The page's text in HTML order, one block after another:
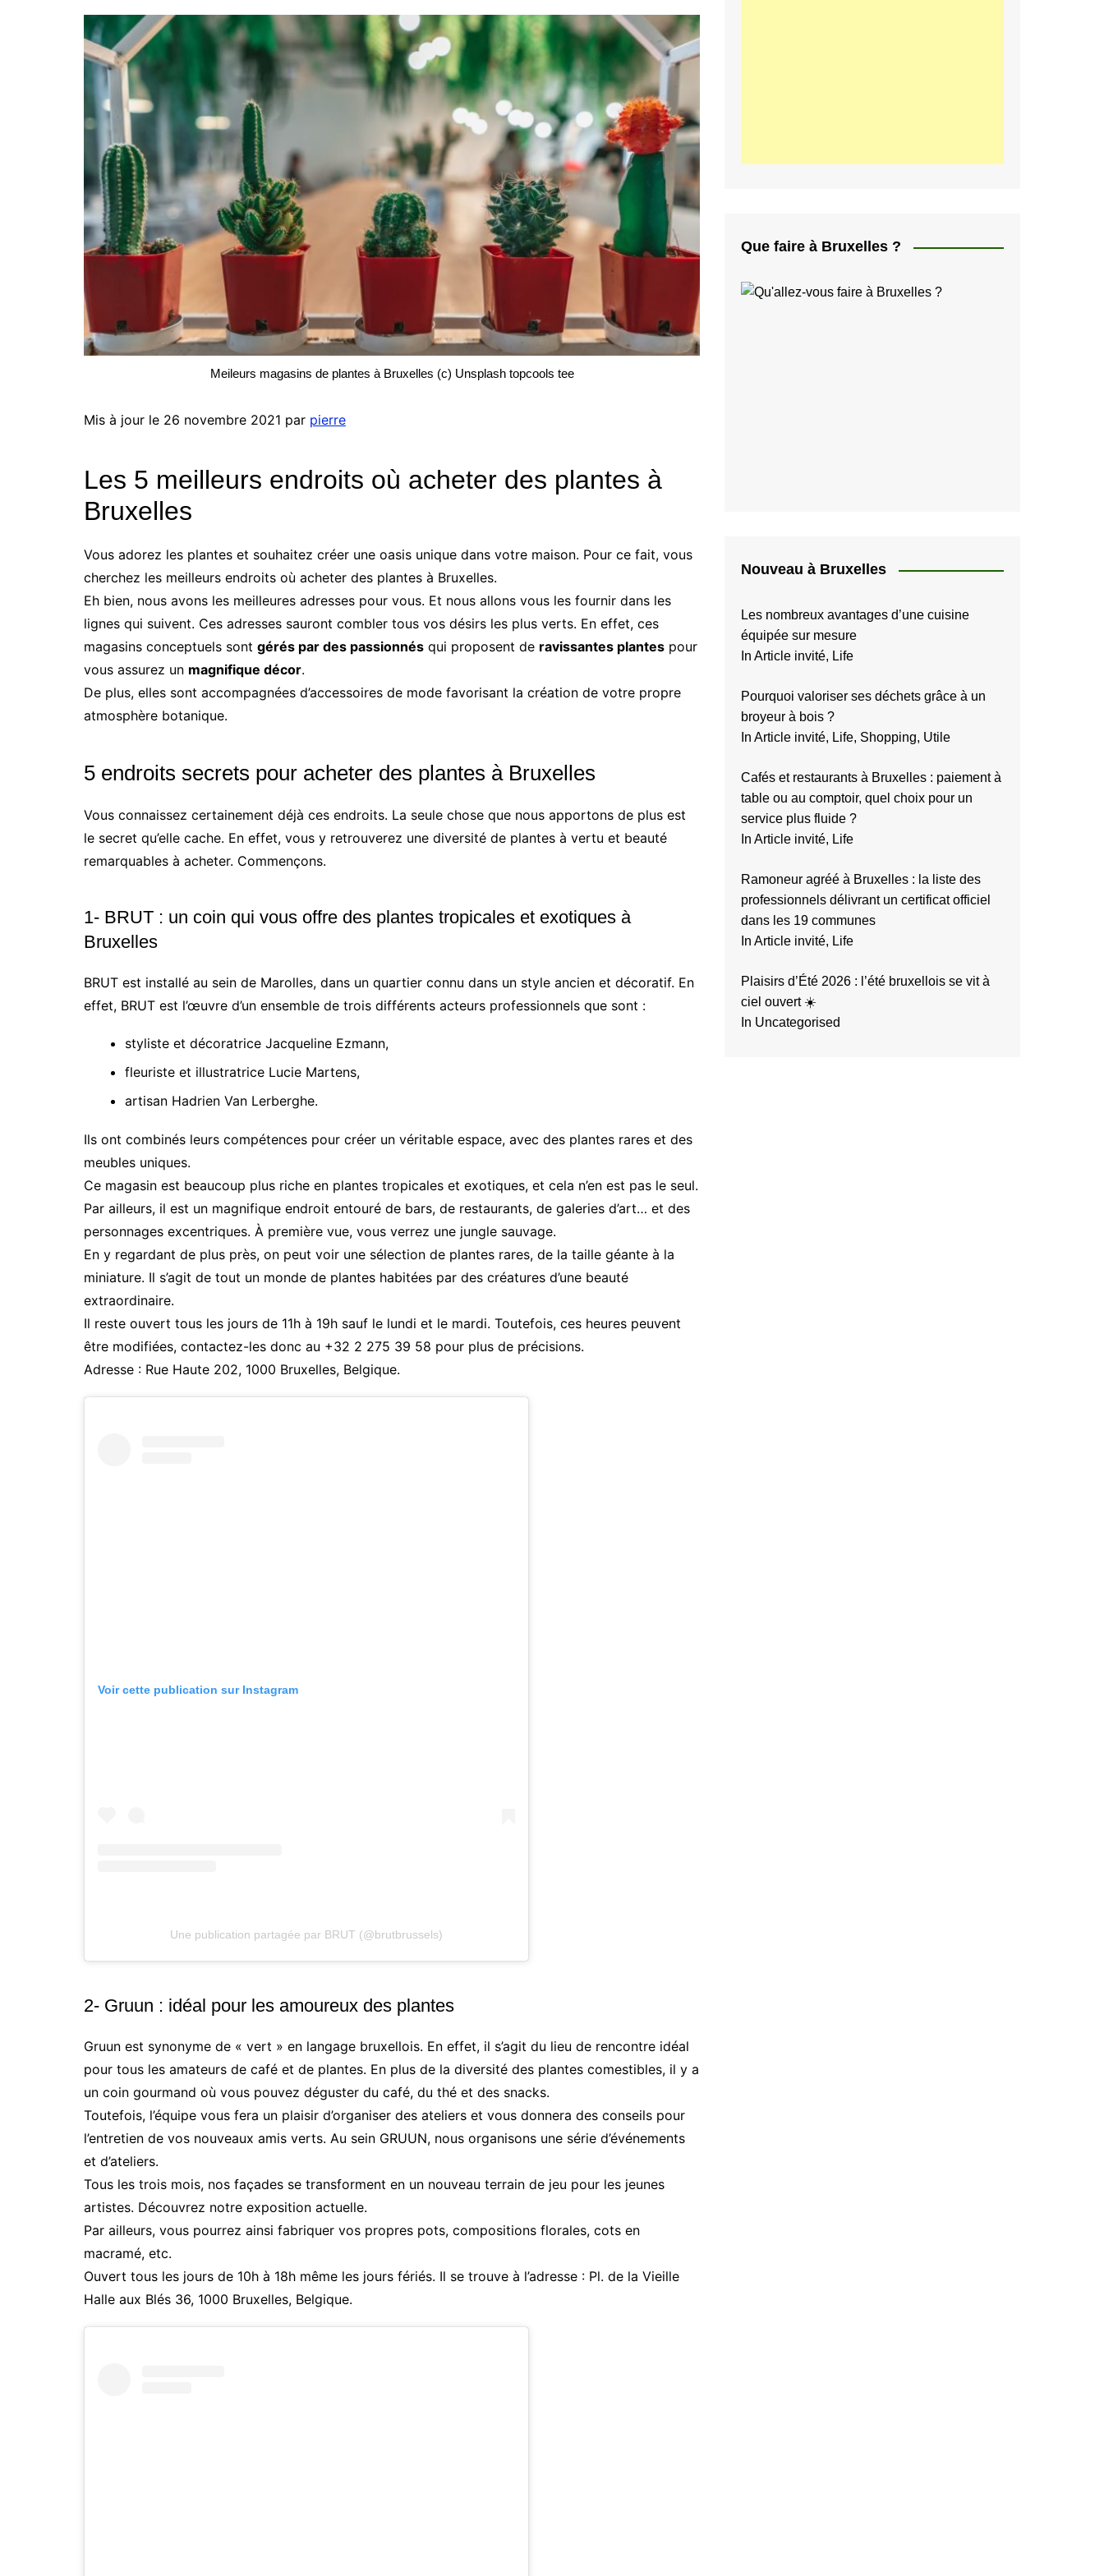
Bruxelles quand il pleut
Les meilleurs endroits de
Bruxelles
Acheter en ligne à Bruxelles
Acheter local à Bruxelles
Bruxelles BIO!
💰 Activités gratuites à
Bruxelles
🏛️ Monuments et attractions
touristiques
Découvrez les
meilleurs monuments et attractions
touristiques à visiter et voir à
🌳 Nature, Parcs et Jardin à
Bruxelles
🎨 Musées et
Galleries
Découvez les
meilleurs musées et galleries à
Visiter à Bruxelles
Meileurs magasins de plantes à Bruxelles (c) Unsplash topcools tee
Mis à jour le 26 novembre 2021 par pierre
Les 5 meilleurs endroits où acheter des plantes à
Bruxelles
Vous adorez les plantes et souhaitez créer une oasis unique dans votre maison. Pour ce fait, vous
cherchez les meilleurs endroits où acheter des plantes à Bruxelles.
Eh bien, nous avons les meilleures adresses pour vous. Et nous allons vous les fournir dans les
lignes qui suivent. Ces adresses sauront combler tous vos désirs les plus verts. En effet, ces
magasins conceptuels sont gérés par des passionnés qui proposent de ravissantes plantes pour
vous assurez un magnifique décor.
De plus, elles sont accompagnées d’accessoires de mode favorisant la création de votre propre
atmosphère botanique.
5 endroits secrets pour acheter des plantes à Bruxelles
Vous connaissez certainement déjà ces endroits. La seule chose que nous apportons de plus est
le secret qu’elle cache. En effet, vous y retrouverez une diversité de plantes à vertu et beauté
remarquables à acheter. Commençons.
1- BRUT : un coin qui vous offre des plantes tropicales et exotiques à
Bruxelles
BRUT est installé au sein de Marolles, dans un quartier connu dans un style ancien et décoratif. En
effet, BRUT est l’œuvre d’un ensemble de trois différents acteurs professionnels que sont :
styliste et décoratrice Jacqueline Ezmann,
fleuriste et illustratrice Lucie Martens,
artisan Hadrien Van Lerberghe.
Ils ont combinés leurs compétences pour créer un véritable espace, avec des plantes rares et des
meubles uniques.
Ce magasin est beaucoup plus riche en plantes tropicales et exotiques, et cela n’en est pas le seul.
Par ailleurs, il est un magnifique endroit entouré de bars, de restaurants, de galeries d’art… et des
personnages excentriques. À première vue, vous verrez une jungle sauvage.
En y regardant de plus près, on peut voir une sélection de plantes rares, de la taille géante à la
miniature. Il s’agit de tout un monde de plantes habitées par des créatures d’une beauté
extraordinaire.
Il reste ouvert tous les jours de 11h à 19h sauf le lundi et le mardi. Toutefois, ces heures peuvent
être modifiées, contactez-les donc au +32 2 275 39 58 pour plus de précisions.
Adresse : Rue Haute 202, 1000 Bruxelles, Belgique.
Voir cette publication sur Instagram
Une publication partagée par BRUT (@brutbrussels)
2- Gruun : idéal pour les amoureux des plantes
Gruun est synonyme de « vert » en langage bruxellois. En effet, il s’agit du lieu de rencontre idéal
pour tous les amateurs de café et de plantes. En plus de la diversité des plantes comestibles, il y a
un coin gourmand où vous pouvez déguster du café, du thé et des snacks.
Toutefois, l’équipe vous fera un plaisir d’organiser des ateliers et vous donnera des conseils pour
l’entretien de vos nouveaux amis verts. Au sein GRUUN, nous organisons une série d’événements
et d’ateliers.
Tous les trois mois, nos façades se transforment en un nouveau terrain de jeu pour les jeunes
artistes. Découvrez notre exposition actuelle.
Par ailleurs, vous pourrez ainsi fabriquer vos propres pots, compositions florales, cots en
macramé, etc.
Ouvert tous les jours de 10h à 18h même les jours fériés. Il se trouve à l’adresse : Pl. de la Vieille
Halle aux Blés 36, 1000 Bruxelles, Belgique.
Que faire à Bruxelles ?
Nouveau à Bruxelles
Les nombreux avantages d’une cuisine
équipée sur mesure
In Article invité, Life
Pourquoi valoriser ses déchets grâce à un
broyeur à bois ?
In Article invité, Life, Shopping, Utile
Cafés et restaurants à Bruxelles : paiement à
table ou au comptoir, quel choix pour un
service plus fluide ?
In Article invité, Life
Ramoneur agréé à Bruxelles : la liste des
professionnels délivrant un certificat officiel
dans les 19 communes
In Article invité, Life
Plaisirs d’Été 2026 : l’été bruxellois se vit à
ciel ouvert ☀️
In Uncategorised